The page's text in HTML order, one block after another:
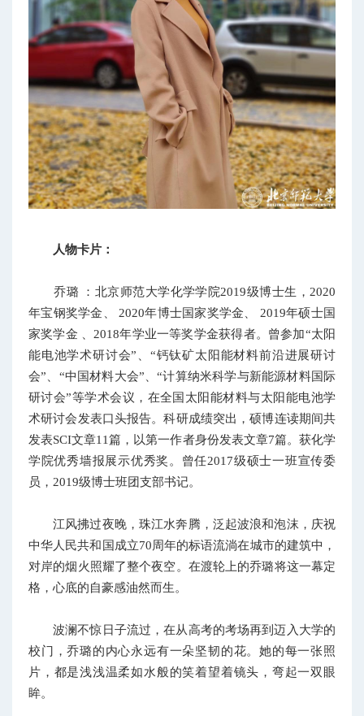
人物卡片：
乔璐 ：北京师范大学化学学院2019级博士生，2020
年宝钢奖学金、 2020年博士国家奖学金、 2019年硕士国
家奖学金 、2018年学业一等奖学金获得者。曾参加“太阳
能电池学术研讨会”、“钙钛矿太阳能材料前沿进展研讨
会”、“中国材料大会”、“计算纳米科学与新能源材料国际
研讨会”等学术会议，在全国太阳能材料与太阳能电池学
术研讨会发表口头报告。科研成绩突出，硕博连读期间共
发表SCI文章11篇，以第一作者身份发表文章7篇。获化学
学院优秀墙报展示优秀奖。曾任2017级硕士一班宣传委
员，2019级博士班团支部书记。
江风拂过夜晚，珠江水奔腾，泛起波浪和泡沫，庆祝
中华人民共和国成立70周年的标语流淌在城市的建筑中，
对岸的烟火照耀了整个夜空。在渡轮上的乔璐将这一幕定
格，心底的自豪感油然而生。
波澜不惊日子流过，在从高考的考场再到迈入大学的
校门，乔璐的内心永远有一朵坚韧的花。她的每一张照
片，都是浅浅温柔如水般的笑着望着镜头，弯起一双眼
眸。